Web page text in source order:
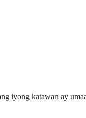
iyong katawan ay